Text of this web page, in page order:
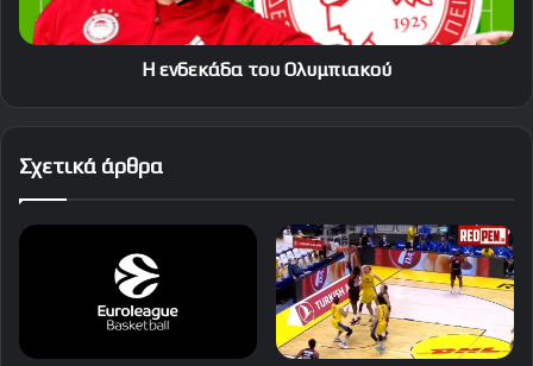
Η ενδεκάδα του Ολυμπιακού
Σχετικά άρθρα